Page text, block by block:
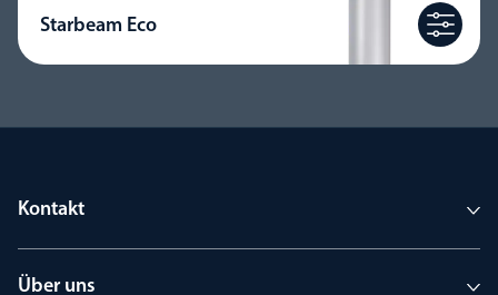
Starbeam Eco
Kontakt
Über uns